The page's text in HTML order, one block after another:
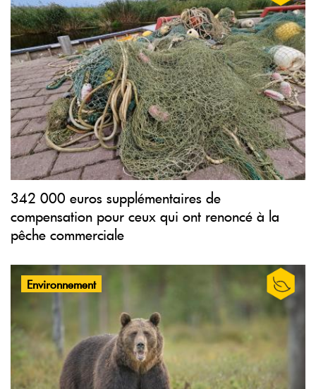
342 000 euros supplémentaires de
compensation pour ceux qui ont renoncé à la
pêche commerciale
Environnement